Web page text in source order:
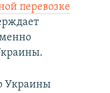
перевозке
Украины